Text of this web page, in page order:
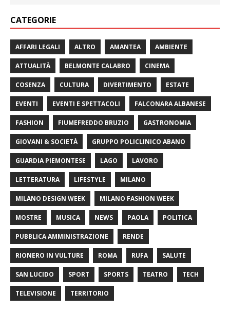
CATEGORIE
AFFARI LEGALI ALTRO AMANTEA AMBIENTE
ATTUALITÀ BELMONTE CALABRO CINEMA
COSENZA CULTURA DIVERTIMENTO ESTATE
EVENTI EVENTI E SPETTACOLI FALCONARA ALBANESE
FASHION FIUMEFREDDO BRUZIO GASTRONOMIA
GIOVANI & SOCIETÀ GRUPPO POLICLINICO ABANO
GUARDIA PIEMONTESE LAGO LAVORO
LETTERATURA LIFESTYLE MILANO
MILANO DESIGN WEEK MILANO FASHION WEEK
MOSTRE MUSICA NEWS PAOLA POLITICA
PUBBLICA AMMINISTRAZIONE RENDE
RIONERO IN VULTURE ROMA RUFA SALUTE
SAN LUCIDO SPORT SPORTS TEATRO TECH
TELEVISIONE TERRITORIO